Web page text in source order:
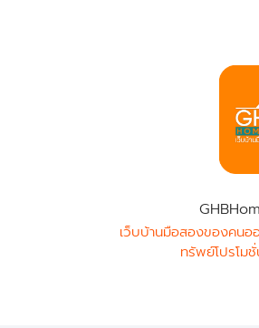
เว็บบ้านมือสองของคนอ
ทรัพย์โปรโม